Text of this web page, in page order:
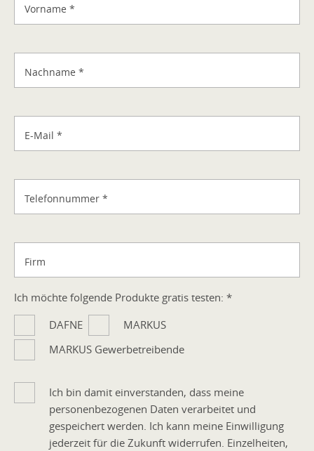
Vorname *
Nachname *
E-Mail *
Telefonnummer *
Firm
Ich möchte folgende Produkte gratis testen: *
DAFNE
MARKUS
MARKUS Gewerbetreibende
Ich bin damit einverstanden, dass meine
personenbezogenen Daten verarbeitet und
gespeichert werden. Ich kann meine Einwilligung
jederzeit für die Zukunft widerrufen. Einzelheiten,